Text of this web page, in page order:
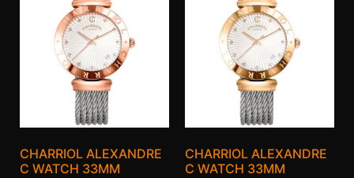
CHARRIOL ALEXANDRE
C WATCH 33MM
CHARRIOL ALEXANDRE
C WATCH 33MM